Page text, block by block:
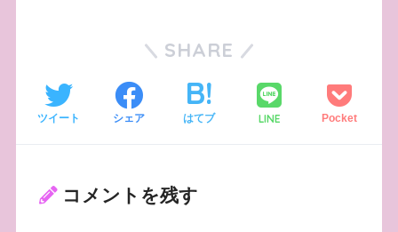
SHARE
ツイート シェア はてブ LINE Pocket
コメントを残す